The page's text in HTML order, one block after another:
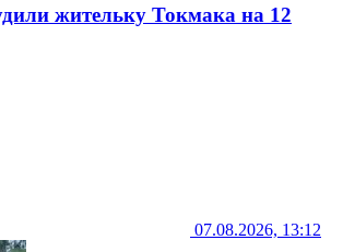
жительку Токмака на 12
07.08.2026, 13:12